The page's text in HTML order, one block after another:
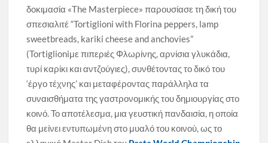
δοκιμασία «The Masterpiece» παρουσίασε τη δική του
σπεσιαλιτέ “Tortiglioni with Florina peppers, lamp
sweetbreads, kariki cheese and anchovies”
(Tortiglioniμε πιπεριές Φλωρίνης, αρνίσια γλυκάδια,
τυρί καρίκι και αντζούγιες), συνθέτοντας το δικό του
‘έργο τέχνης’ και μεταφέροντας παράλληλα τα
συναισθήματα της γαστρονομικής του δημιουργίας στο
κοινό. Το αποτέλεσμα, μια γευστική πανδαισία, η οποία
θα μείνει εντυπωμένη στο μυαλό του κοινού, ως το